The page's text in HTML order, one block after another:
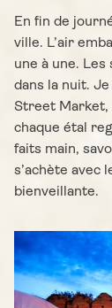
En fin de
ville. L’air
une à une.
dans la nuit.
Street Market,
chaque étal
faits main,
s’achète avec
bienveillante.